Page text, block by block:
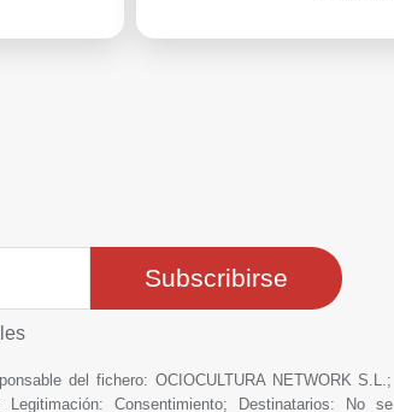
del fichero: OCIOCULTURA NETWORK S.L.;
Consentimiento; Destinatarios: No se